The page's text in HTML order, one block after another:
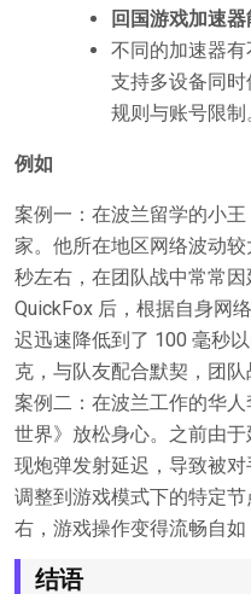
回国游戏加速
不同的加速器
支持多设备同
规则与账号限制
例如
案例一：在波兰留学的小
家。他所在地区网络波动
秒左右，在团队战中常常
QuickFox 后，根据自身网
迟迅速降低到了 100 毫秒
克，与队友配合默契，团队
案例二：在波兰工作的华
世界》放松身心。之前由
现炮弹发射延迟，导致被
调整到游戏模式下的特定
右，游戏操作变得流畅自如
结语